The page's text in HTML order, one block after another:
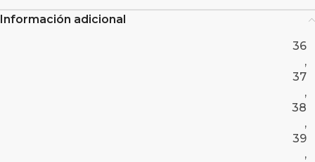
Información adicional
36
,
37
,
38
,
39
,